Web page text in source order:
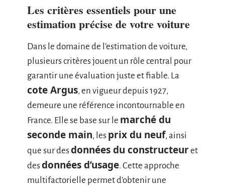
Les critères essentiels pour une
estimation précise de votre voiture
Dans le domaine de l’estimation de voiture,
plusieurs critères jouent un rôle central pour
garantir une évaluation juste et fiable. La
cote Argus, en vigueur depuis 1927,
demeure une référence incontournable en
France. Elle se base sur le marché du
seconde main, les prix du neuf, ainsi
que sur desdonnées du constructeuret
desdonnées d’usage. Cette approche
multifactorielle permet d’obtenir une